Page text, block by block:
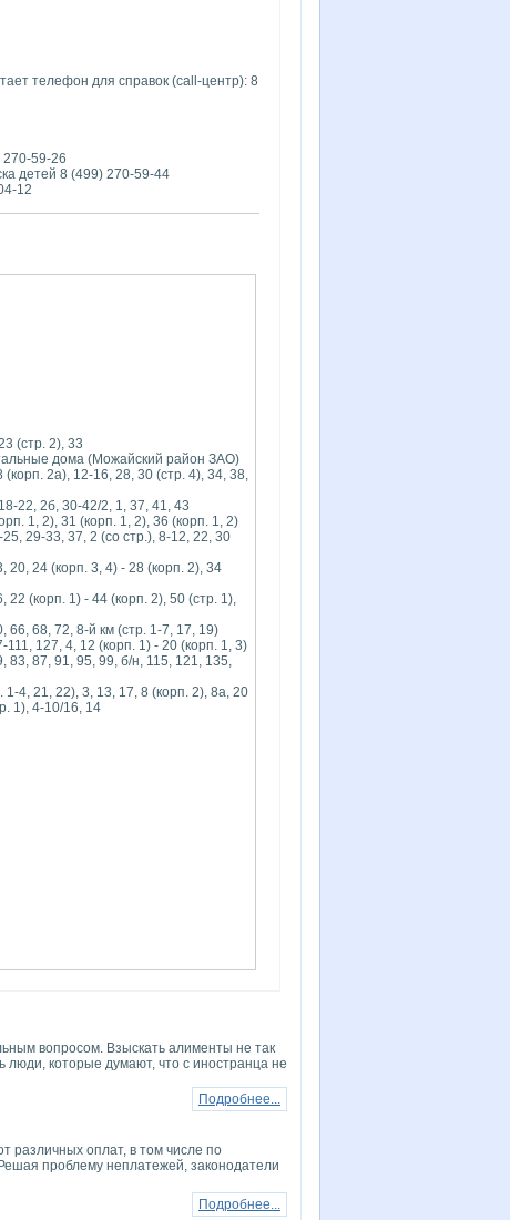
телефон для справок (call-центр): 8
59-26
детей 8 (499) 270-59-44
12
(стр. 2), 33
дома (Можайский район ЗАО)
2а), 12-16, 28, 30 (стр. 4), 34, 38,
22, 2б, 30-42/2, 1, 37, 41, 43
1, 2), 31 (корп. 1, 2), 36 (корп. 1, 2)
29-33, 37, 2 (со стр.), 8-12, 22, 30
20, 24 (корп. 3, 4) - 28 (корп. 2), 34
22 (корп. 1) - 44 (корп. 2), 50 (стр. 1),
66, 68, 72, 8-й км (стр. 1-7, 17, 19)
127, 4, 12 (корп. 1) - 20 (корп. 1, 3)
83, 87, 91, 95, 99, б/н, 115, 121, 135,
1-4, 21, 22), 3, 13, 17, 8 (корп. 2), 8а, 20
1), 4-10/16, 14
вопросом. Взыскать алименты не так
люди, которые думают, что с иностранца не
Подробнее...
различных оплат, в том числе по
проблему неплатежей, законодатели
Подробнее...